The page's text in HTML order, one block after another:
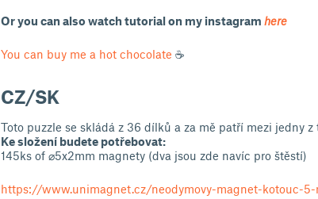
Or you can also watch tutorial on my instagram here
You can buy me a hot chocolate ☕
CZ/SK
Toto puzzle se skládá z 36 dílků a za mě patří mezi jedny
Ke složení budete potřebovat:
145ks of ⌀5x2mm magnety (dva jsou zde navíc pro štěstí)
https://www.unimagnet.cz/neodymovy-magnet-kotouc-